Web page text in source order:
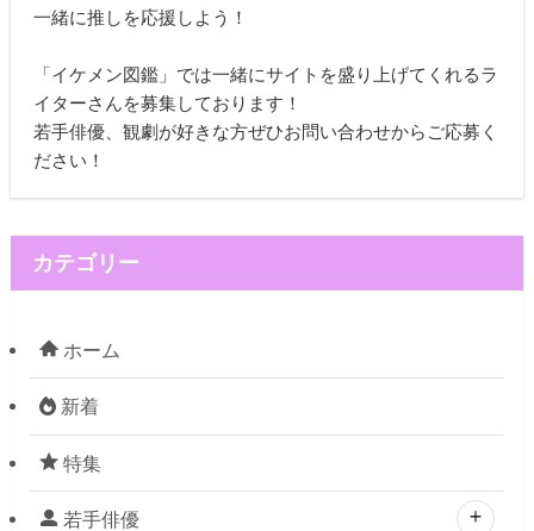
一緒に推しを応援しよう！
「イケメン図鑑」では一緒にサイトを盛り上げてくれるラ
イターさんを募集しております！
若手俳優、観劇が好きな方ぜひお問い合わせからご応募く
ださい！
カテゴリー
ホーム
新着
特集
若手俳優